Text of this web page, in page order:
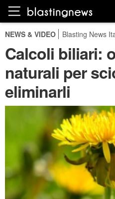
NEWS & VIDEO Blasting News
Calcoli biliari:
naturali per
eliminarli